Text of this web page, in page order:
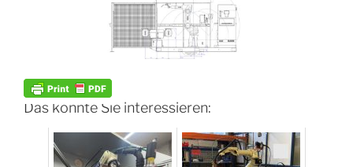
Das könnte Sie interessieren: